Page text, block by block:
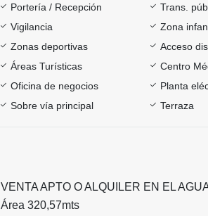
Portería / Recepción
Trans.
Vigilancia
Zona
Zonas deportivas
Acceso
Áreas Turísticas
Centro
Oficina de negocios
Planta
Sobre vía principal
Terraza
VENTA APTO O ALQUILER EN EL
Área 320,57mts